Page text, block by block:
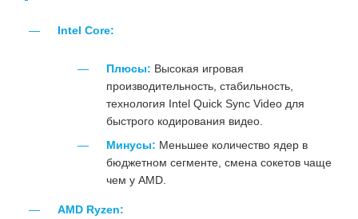
Intel Core:
Плюсы: Высокая игровая
производительность, стабильность,
технология Intel Quick Sync Video для
быстрого кодирования видео.
Минусы: Меньшее количество ядер в
бюджетном сегменте, смена сокетов чаще
чем у AMD.
AMD Ryzen: